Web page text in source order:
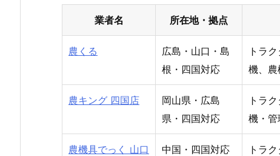
業者名 所在地・拠点
農くる
広島・山口・島
根・四国対応
トラ
機、
農キング 四国店
岡山県・広島
県・四国対応
トラ
機・
農機具でっく 山口
中国・四国対応
トラ